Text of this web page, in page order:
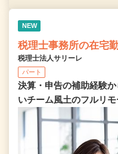
NEW
税理士事務所の在宅
税理士法人サリーレ
パート
決算・申告の補助経験
いチーム⾵⼟のフルリ